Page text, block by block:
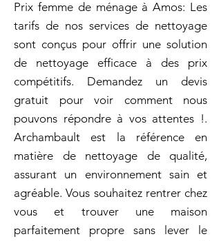
Prix femme de ménage à Amos: Les
tarifs de nos services de nettoyage
sont conçus pour offrir une solution
de nettoyage efficace à des prix
compétitifs. Demandez un devis
gratuit pour voir comment nous
pouvons répondre à vos attentes !.
Archambault est la référence en
matière de nettoyage de qualité,
assurant un environnement sain et
agréable. Vous souhaitez rentrer chez
vous et trouver une maison
parfaitement propre sans lever le